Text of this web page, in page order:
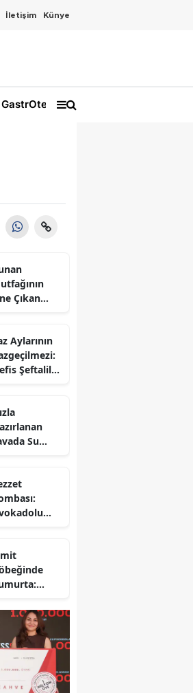
İletişim Künye
GastrOtel
Çıkan
Yapılır?
Aylarının
Şeftalili
Su
Katın!
Bir